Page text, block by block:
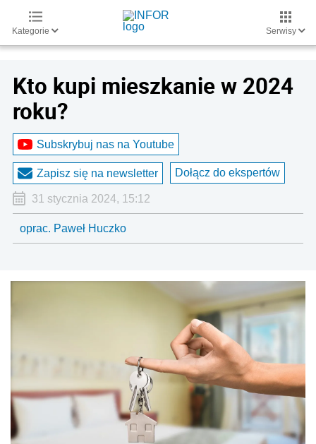
Kategorie Serwisy
Kto kupi mieszkanie w 2024
roku?
Subskrybuj nas na Youtube
Zapisz się na newsletter Dołącz do ekspertów
31 stycznia 2024, 15:12
oprac. Paweł Huczko